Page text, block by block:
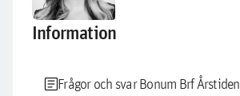
Information
articleFrågor och svar Bonum Brf Årstiden